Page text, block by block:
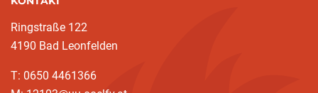
Ringstraße 122
4190 Bad Leonfelden
T: 0650 4461366